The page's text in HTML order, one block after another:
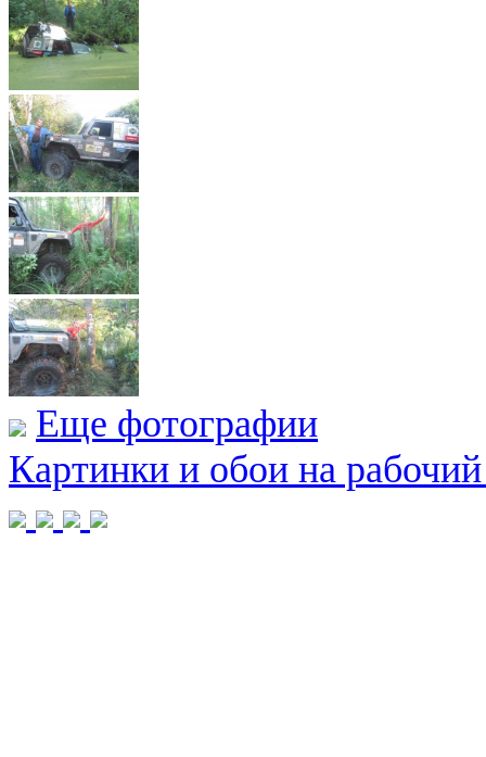
Еще фотографии
Картинки и обои на